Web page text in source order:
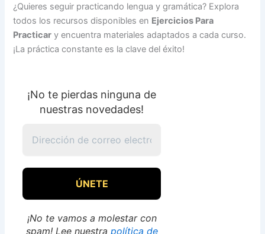
¿Quieres seguir practicando lengua y gramática? Explora
todos los recursos disponibles en Ejercicios Para
Practicar y encuentra materiales adaptados a cada curso.
¡La práctica constante es la clave del éxito!
¡No te pierdas ninguna de
nuestras novedades!
¡No te vamos a molestar con
spam! Lee nuestra política de